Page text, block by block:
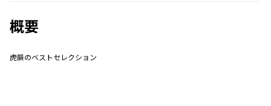
概要
虎韻のベストセレクション